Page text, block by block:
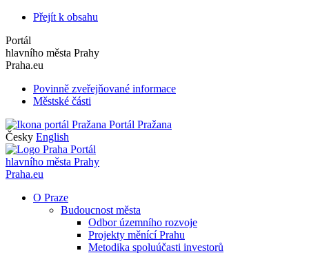
Přejít k obsahu
Portál
hlavního města Prahy
Praha.eu
Povinně zveřejňované informace
Městské části
Portál Pražana
Česky English
Portál
hlavního města Prahy
Praha.eu
O Praze
Budoucnost města
Odbor územního rozvoje
Projekty měnící Prahu
Metodika spoluúčasti investorů